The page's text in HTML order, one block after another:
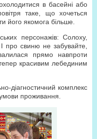
в басейні або
таке, що хочеться
його якомога більше.
персонажів: Солоху,
про свиню не забувайте,
прямо навпроти
красивим лебединим
діагностичний комплекс
проживання.